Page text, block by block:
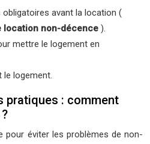
avant la location (
location non-décence ).
mettre le logement en
le logement.
pratiques : comment
pour éviter les problèmes de non-